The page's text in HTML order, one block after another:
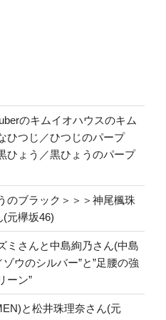
のキムイオハウスのキム
ひつじ／ひつじのパープ
ひょう／黒ひょうのパープ
のブラック＞＞＞神尾楓珠
(元欅坂46)
ミさんと中島絢乃さん(中島
ウのシルバー”と”足腰の強
ーン”
と松井珠理奈さん(元